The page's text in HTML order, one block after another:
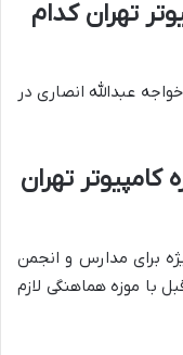
تهران کدام
عبدالله انصاری در
کامپیوتر تهران
برای مدارس و انجمن
با موزه هماهنگی لازم